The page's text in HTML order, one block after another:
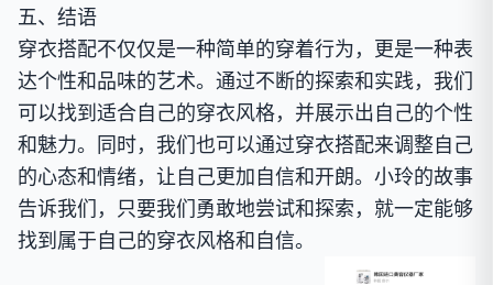
五、结语
穿衣搭配不仅仅是一种简单的穿着行为，更是一种表
达个性和品味的艺术。通过不断的探索和实践，我们
可以找到适合自己的穿衣风格，并展示出自己的个性
和魅力。同时，我们也可以通过穿衣搭配来调整自己
的心态和情绪，让自己更加自信和开朗。小玲的故事
告诉我们，只要我们勇敢地尝试和探索，就一定能够
找到属于自己的穿衣风格和自信。